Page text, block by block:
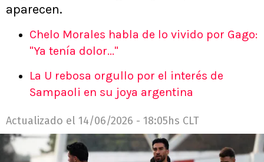
aparecen.
Chelo Morales habla de lo vivido por Gago:
"Ya tenía dolor..."
La U rebosa orgullo por el interés de
Sampaoli en su joya argentina
Actualizado el 14/06/2026 - 18:05hs CLT